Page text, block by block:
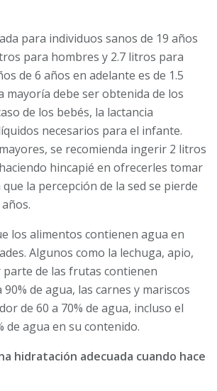
para individuos sanos de 19 años
para hombres y 2.7 litros para
de 6 años en adelante es de 1.5
mayoría debe ser obtenida de los
de los bebés, la lactancia
necesarios para el infante.
se recomienda ingerir 2 litros
hincapié en ofrecerles tomar
la percepción de la sed se pierde
los alimentos contienen agua en
Algunos como la lechuga, apio,
parte de las frutas contienen
de agua, las carnes y mariscos
de 60 a 70% de agua, incluso el
de agua en su contenido.
hidratación adecuada cuando hace